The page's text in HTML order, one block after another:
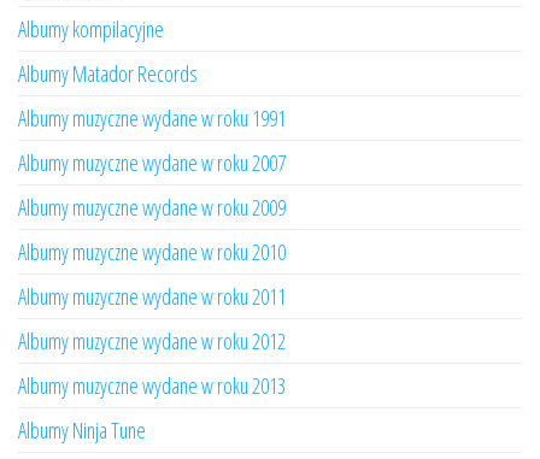
Albumy kompilacyjne
Albumy Matador Records
Albumy muzyczne wydane w roku 1991
Albumy muzyczne wydane w roku 2007
Albumy muzyczne wydane w roku 2009
Albumy muzyczne wydane w roku 2010
Albumy muzyczne wydane w roku 2011
Albumy muzyczne wydane w roku 2012
Albumy muzyczne wydane w roku 2013
Albumy Ninja Tune